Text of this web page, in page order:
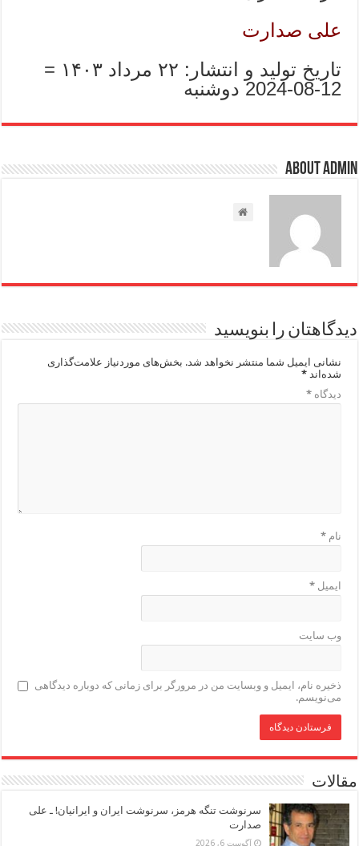
علی صدارت
تاریخ تولید و انتشار: ۲۲ مرداد ۱۴۰۳ =
12-08-2024 دوشنبه
About admin
دیدگاهتان را بنویسید
نشانی ایمیل شما منتشر نخواهد شد. بخش‌های موردنیاز علامت‌گذاری
شده‌اند*
دیدگاه*
نام*
ایمیل*
وب‌ سایت
ذخیره نام، ایمیل و وبسایت من در مرورگر برای زمانی که دوباره دیدگاهی
می‌نویسم.
مقالات
سرنوشت تنگه هرمز، سرنوشت ایران و ایرانیان! ـ علی
صدارت
آگوست 6, 2026